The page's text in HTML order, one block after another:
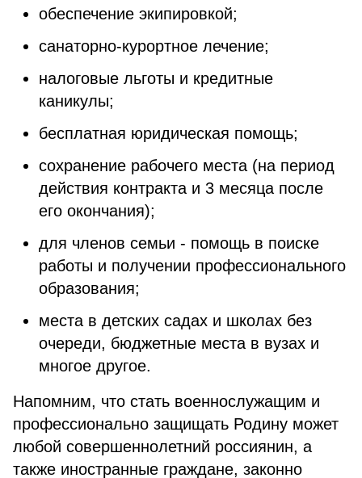
обеспечение экипировкой;
санаторно-курортное лечение;
налоговые льготы и кредитные
каникулы;
бесплатная юридическая помощь;
сохранение рабочего места (на период
действия контракта и 3 месяца после
его окончания);
для членов семьи - помощь в поиске
работы и получении профессионального
образования;
места в детских садах и школах без
очереди, бюджетные места в вузах и
многое другое.
Напомним, что стать военнослужащим и
профессионально защищать Родину может
любой совершеннолетний россиянин, а
также иностранные граждане, законно